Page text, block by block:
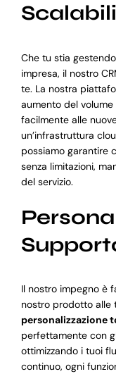
Che tu stia
impresa, il nostro
te. La nostra
aumento del
facilmente alle
un’infrastruttura
possiamo garantire
senza limitazioni,
del servizio.
Il nostro impegno è
nostro prodotto alle
personalizzazione
perfettamente con
ottimizzando i tuoi
continuo, ogni